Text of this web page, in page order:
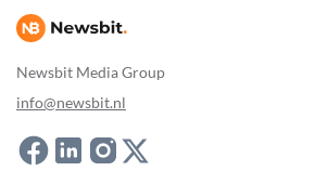
Newsbit Media Group
info@newsbit.nl